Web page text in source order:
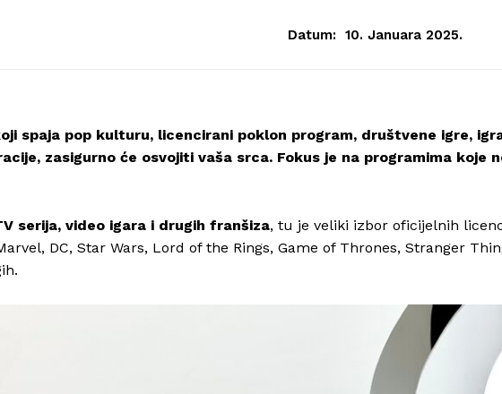
Datum: 10. Januara 2025.
spaja pop kulturu, licencirani poklon program, društvene igre,
zasigurno će osvojiti vaša srca. Fokus je na programima koje
serija, video igara i drugih franšiza, tu je veliki izbor oficijelnih
DC, Star Wars, Lord of the Rings, Game of Thrones, Stranger